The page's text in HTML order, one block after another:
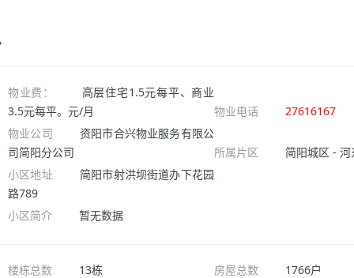
物业费：
高层住宅1.5元每平、商业
3.5元每平。元/月
物业电话
27616167
物业公司
资阳市合兴物业服务有限公
司简阳分公司
所属片区
简阳城区 - 河
小区地址
简阳市射洪坝街道办下花园
路789
小区简介
暂无数据
楼栋总数 13栋 房屋总数
1766户